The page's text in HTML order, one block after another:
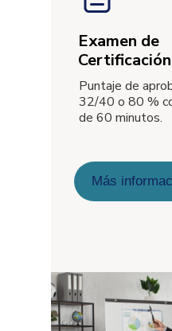
Puntaje de
32/40 o 80 %
de 60 minutos.
Examen de
Certificación
Más